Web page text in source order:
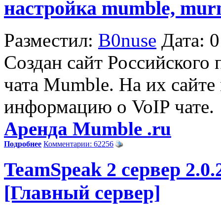
настройка mumble,
Разместил: B0nuse Дата:
Создан сайт Российского
чата Mumble. На их
информацию о VoIP чате.
Аренда Mumble .ru
Подробнее Комментарии: 62256
TeamSpeak 2 сервер
[Главный сервер]